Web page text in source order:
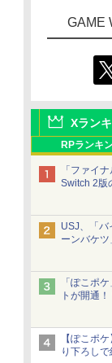
GAME
Xラン
RPランキ
「ファイ
Switch 2版
アップデ
USJ、「バ
ーンバケ
組み。味
「ぽこポ
トが開通
【ぽこポ
り下ろし